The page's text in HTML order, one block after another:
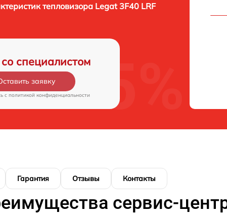
тепловизора Legat 3F40 LRF
специалистом
заявку
c политикой конфиденциальности
Гарантия Отзывы Контакты
сервис-